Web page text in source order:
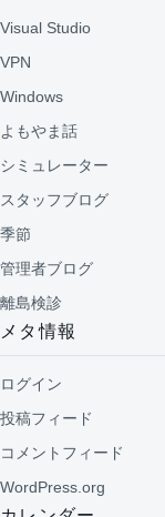
Visual Studio
VPN
Windows
よもやま話
シミュレーター
スタッフブログ
季節
管理者ブログ
離島検診
メタ情報
ログイン
投稿フィード
コメントフィード
WordPress.org